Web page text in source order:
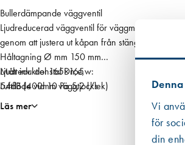
Vi
för
din
l
m
.
g
e
n
Bullerdämpande väggventil
Ljudreducerad väggventil för väggmontage,
genom att justera ut kåpan från stängt läge.
Håltagning Ø mm 150 mm
Mått inv. del 165×165
Luftflöde vid 10 Pa 5,2 l/s
Mått utv. galler 165×165
Ljudreduktionstal Dn,e,w:
54dB (400mm väggtjocklek)
Läs mer